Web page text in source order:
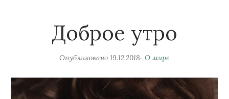
Доброе утро
Опубликовано 19.12.2018 О мире